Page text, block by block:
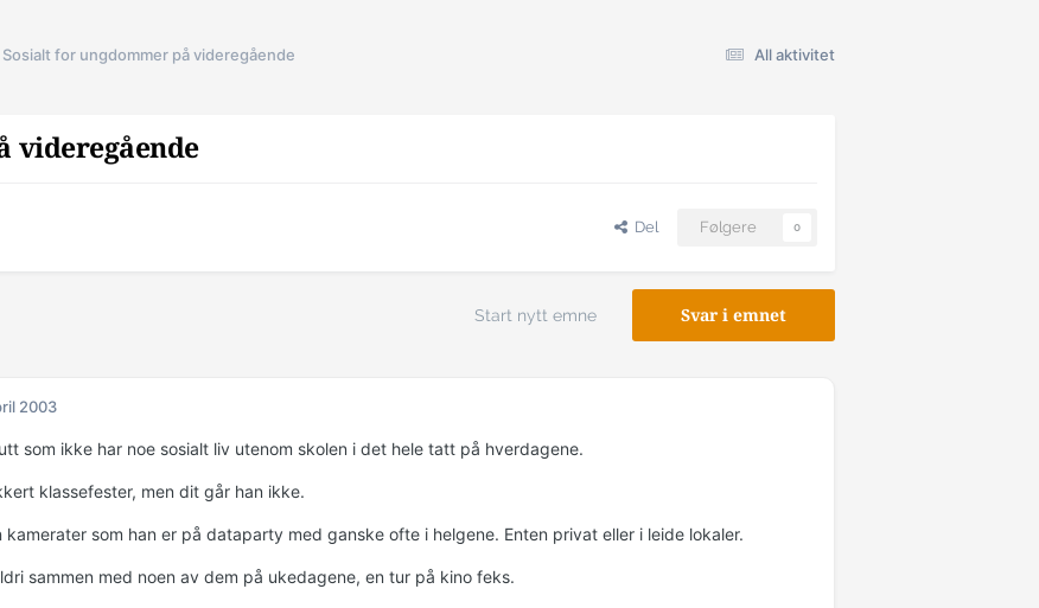
All aktivitet
Sosialt for ungdommer på videregående
videregående
Del Følgere 0
Svar i emnet
Start nytt emne
2003
som ikke har noe sosialt liv utenom skolen i det hele tatt på hverdagene.
klassefester, men dit går han ikke.
kamerater som han er på dataparty med ganske ofte i helgene. Enten privat eller i leide lokaler.
sammen med noen av dem på ukedagene, en tur på kino feks.